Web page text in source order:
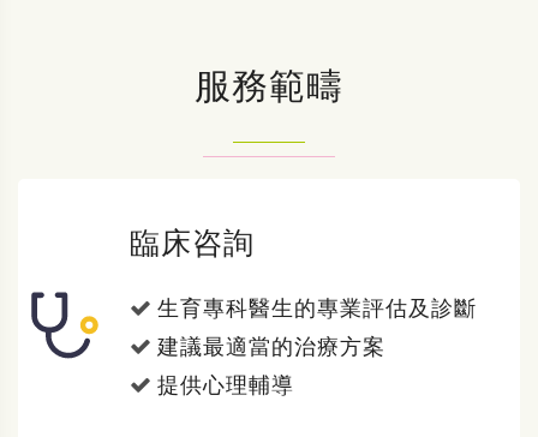
服務範疇
臨床咨詢
生育專科醫生的專業評估及診斷
建議最適當的治療方案
提供心理輔導